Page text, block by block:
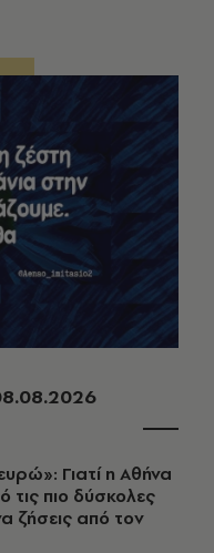
Γιατί η Αθήνα
τις πιο δύσκολες
ζήσεις από τον